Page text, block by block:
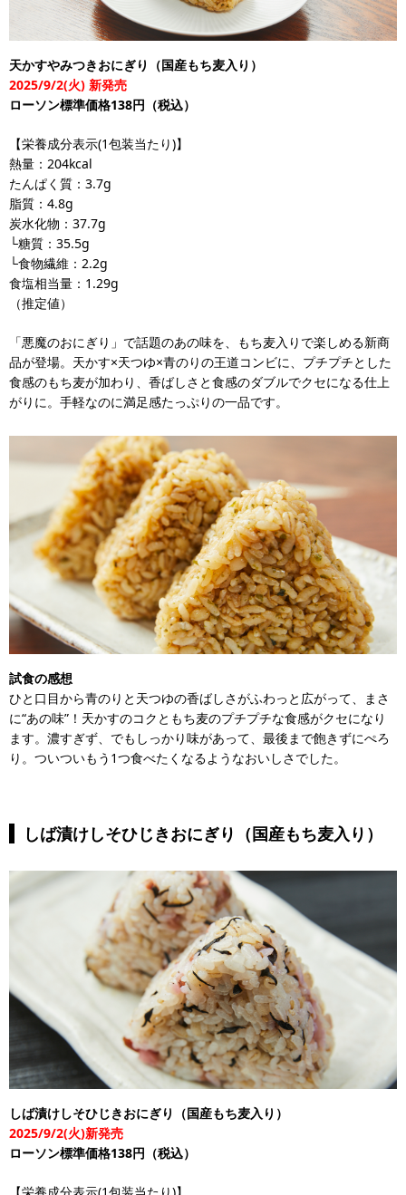
天かすやみつきおにぎり（国産もち麦入り）
2025/9/2(火) 新発売
ローソン標準価格138円（税込）
【栄養成分表示(1包装当たり)】
熱量：204kcal
たんぱく質：3.7g
脂質：4.8g
炭水化物：37.7g
└糖質：35.5g
└食物繊維：2.2g
食塩相当量：1.29g
（推定値）
「悪魔のおにぎり」で話題のあの味を、もち麦入りで楽しめる新商
品が登場。天かす×天つゆ×青のりの王道コンビに、プチプチとした
食感のもち麦が加わり、香ばしさと食感のダブルでクセになる仕上
がりに。手軽なのに満足感たっぷりの一品です。
試食の感想
ひと口目から青のりと天つゆの香ばしさがふわっと広がって、まさ
に“あの味”！天かすのコクともち麦のプチプチな食感がクセになり
ます。濃すぎず、でもしっかり味があって、最後まで飽きずにぺろ
り。ついついもう1つ食べたくなるようなおいしさでした。
しば漬けしそひじきおにぎり（国産もち麦入り）
しば漬けしそひじきおにぎり（国産もち麦入り）
2025/9/2(火)新発売
ローソン標準価格138円（税込）